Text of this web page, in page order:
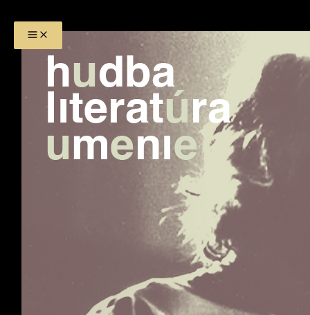
Preskočiť
obsah